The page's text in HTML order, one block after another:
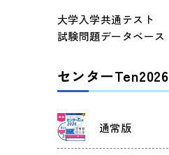
大学入学共通テスト
試験問題データベース
センターTen2026
通常版